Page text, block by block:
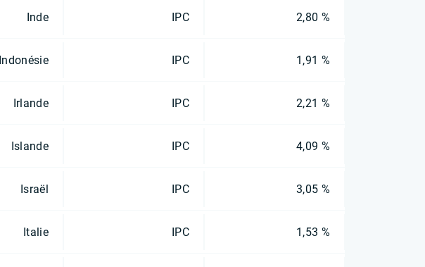
Inde IPC 2,80 %
Indonésie IPC 1,91 %
Irlande IPC 2,21 %
Islande IPC 4,09 %
Israël IPC 3,05 %
Italie IPC 1,53 %